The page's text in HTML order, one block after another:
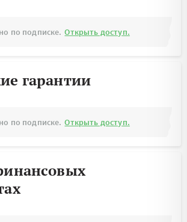
по подписке. Открыть доступ.
гарантии
по подписке. Открыть доступ.